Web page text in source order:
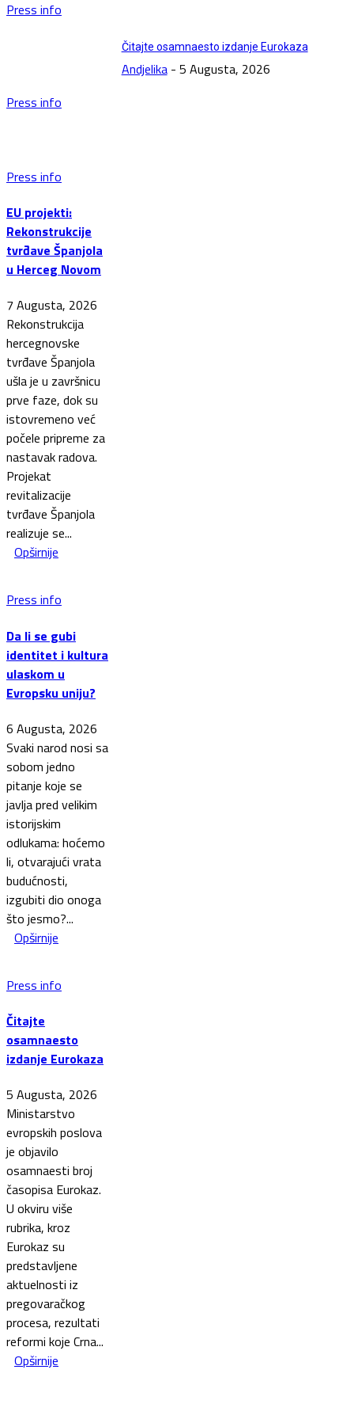
Press info
Press info
Čitajte osamnaesto izdanje Eurokaza
Andjelika - 5 Augusta, 2026
Press info
EU projekti:
Rekonstrukcije
tvrđave Španjola
u Herceg Novom
7 Augusta, 2026
Rekonstrukcija
hercegnovske
tvrđave Španjola
ušla je u završnicu
prve faze, dok su
istovremeno već
počele pripreme za
nastavak radova.
Projekat
revitalizacije
tvrđave Španjola
realizuje se...
Opširnije
Press info
Da li se gubi
identitet i kultura
ulaskom u
Evropsku uniju?
6 Augusta, 2026
Svaki narod nosi sa
sobom jedno
pitanje koje se
javlja pred velikim
istorijskim
odlukama: hoćemo
li, otvarajući vrata
budućnosti,
izgubiti dio onoga
što jesmo?...
Opširnije
Press info
Čitajte
osamnaesto
izdanje Eurokaza
5 Augusta, 2026
Ministarstvo
evropskih poslova
je objavilo
osamnaesti broj
časopisa Eurokaz.
U okviru više
rubrika, kroz
Eurokaz su
predstavljene
aktuelnosti iz
pregovaračkog
procesa, rezultati
reformi koje Crna...
Opširnije